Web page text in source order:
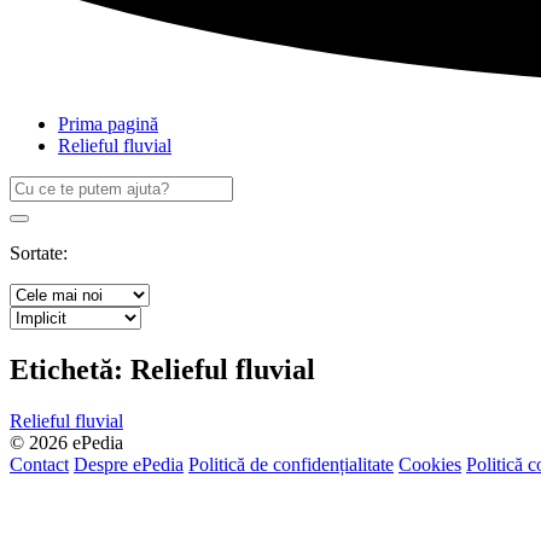
Prima pagină
Relieful fluvial
Caută
după:
Search
Sortate:
Etichetă: Relieful fluvial
Relieful fluvial
© 2026 ePedia
Contact Despre ePedia Politică de confidențialitate Cookies Politică